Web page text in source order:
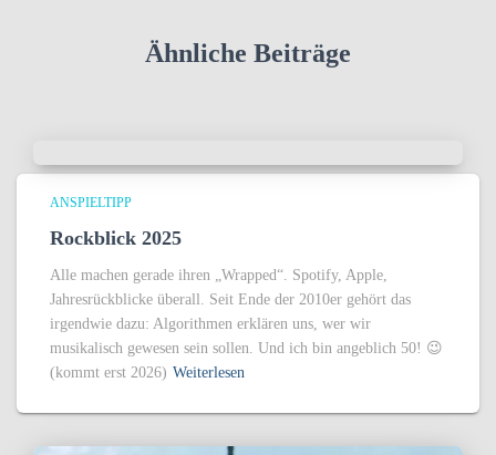
Ähnliche Beiträge
ANSPIELTIPP
Rockblick 2025
Alle machen gerade ihren „Wrapped“. Spotify, Apple,
Jahresrückblicke überall. Seit Ende der 2010er gehört das
irgendwie dazu: Algorithmen erklären uns, wer wir
musikalisch gewesen sein sollen. Und ich bin angeblich 50! 😉
(kommt erst 2026) Weiterlesen